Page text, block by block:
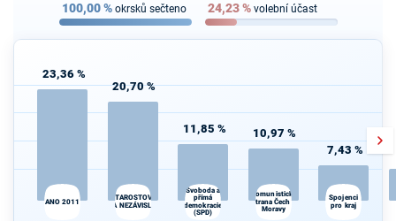
100,00% okrsků sečteno 24,23% volební účast
23,36 %
ANO 2011
20,70 %
STAROSTOVÉ
A NEZÁVISLÍ
11,85 %
Svoboda a
přímá
demokracie
(SPD)
10,97 %
Komunistická
strana Čech a
Moravy
7,43 %
Spojenci
pro kraj